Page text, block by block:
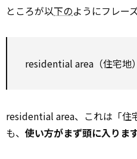
ところが以下のようにフレー
residential area（住宅地）
residential area、これは「住
も、 使い方がまず頭に入りま